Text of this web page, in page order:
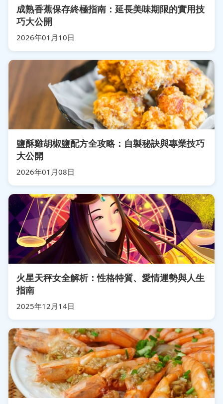
成熟香蕉保存終極指南：延長美味期限的實用技
巧大公開
2026年01月10日
鹽酥雞胡椒鹽配方全攻略：自製秘訣與專業技巧
大公開
2026年01月08日
火星天秤女全解析：性格特質、愛情運勢與人生
指南
2025年12月14日